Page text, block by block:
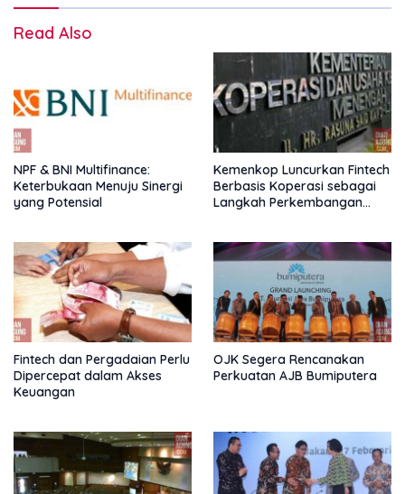
Read Also
NPF & BNI Multifinance:
Keterbukaan Menuju Sinergi
yang Potensial
Kemenkop Luncurkan Fintech
Berbasis Koperasi sebagai
Langkah Perkembangan
Fintech dan Pergadaian Perlu
Dipercepat dalam Akses
Keuangan
OJK Segera Rencanakan
Perkuatan AJB Bumiputera